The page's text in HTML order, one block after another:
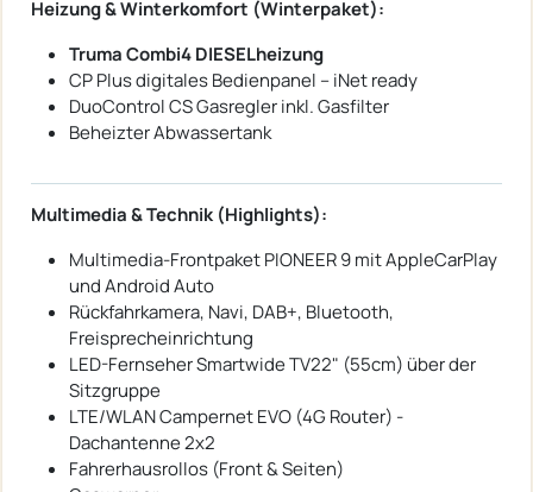
Heizung & Winterkomfort (Winterpaket):
Truma Combi4 DIESELheizung
CP Plus digitales Bedienpanel – iNet ready
DuoControl CS Gasregler inkl. Gasfilter
Beheizter Abwassertank
Multimedia & Technik (Highlights):
Multimedia-Frontpaket PIONEER 9 mit AppleCarPlay
und Android Auto
Rückfahrkamera, Navi, DAB+, Bluetooth,
Freisprecheinrichtung
LED-Fernseher Smartwide TV22" (55cm) über der
Sitzgruppe
LTE/WLAN Campernet EVO (4G Router) -
Dachantenne 2x2
Fahrerhausrollos (Front & Seiten)